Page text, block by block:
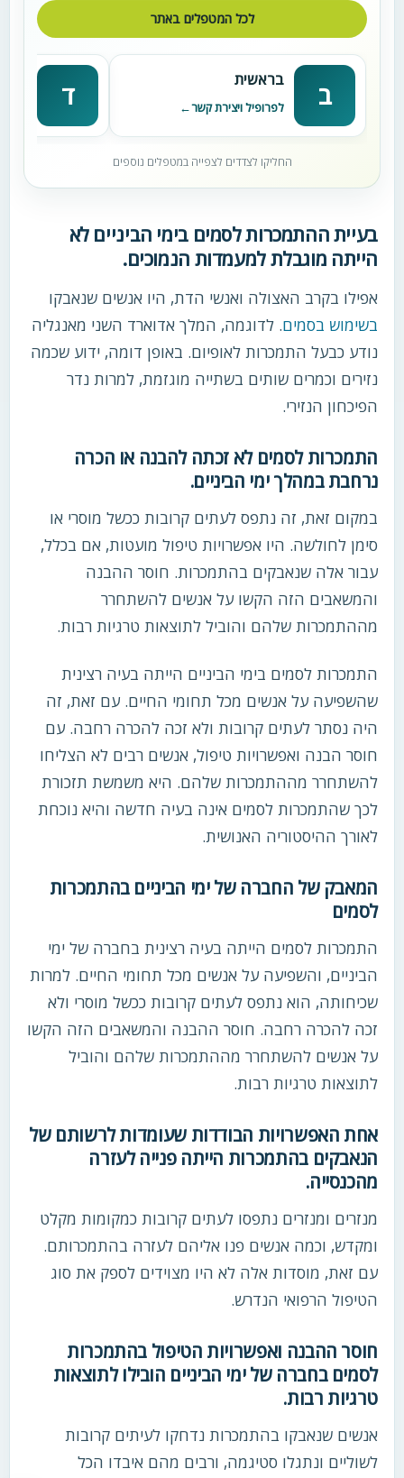
לכל המטפלים באתר
ב בראשית
לפרופיל ויצירת קשר ד
החליקו לצדדים לצפייה במטפלים נוספים
בעיית ההתמכרות לסמים בימי הביניים לא
הייתה מוגבלת למעמדות הנמוכים.
אפילו בקרב האצולה ואנשי הדת, היו אנשים שנאבקו
בשימוש בסמים. לדוגמה, המלך אדוארד השני מאנגליה
נודע כבעל התמכרות לאופיום. באופן דומה, ידוע שכמה
נזירים וכמרים שותים בשתייה מוגזמת, למרות נדר
הפיכחון הנזירי.
התמכרות לסמים לא זכתה להבנה או הכרה
נרחבת במהלך ימי הביניים.
במקום זאת, זה נתפס לעתים קרובות ככשל מוסרי או
סימן לחולשה. היו אפשרויות טיפול מועטות, אם בכלל,
עבור אלה שנאבקים בהתמכרות. חוסר ההבנה
והמשאבים הזה הקשו על אנשים להשתחרר
מההתמכרות שלהם והוביל לתוצאות טרגיות רבות.
התמכרות לסמים בימי הביניים הייתה בעיה רצינית
שהשפיעה על אנשים מכל תחומי החיים. עם זאת, זה
היה נסתר לעתים קרובות ולא זכה להכרה רחבה. עם
חוסר הבנה ואפשרויות טיפול, אנשים רבים לא הצליחו
להשתחרר מההתמכרות שלהם. היא משמשת תזכורת
לכך שהתמכרות לסמים אינה בעיה חדשה והיא נוכחת
לאורך ההיסטוריה האנושית.
המאבק של החברה של ימי הביניים בהתמכרות
לסמים
התמכרות לסמים הייתה בעיה רצינית בחברה של ימי
הביניים, והשפיעה על אנשים מכל תחומי החיים. למרות
שכיחותה, הוא נתפס לעתים קרובות ככשל מוסרי ולא
זכה להכרה רחבה. חוסר ההבנה והמשאבים הזה הקשו
על אנשים להשתחרר מההתמכרות שלהם והוביל
לתוצאות טרגיות רבות.
אחת האפשרויות הבודדות שעומדות לרשותם של
הנאבקים בהתמכרות הייתה פנייה לעזרה
מהכנסייה.
מנזרים ומנזרים נתפסו לעתים קרובות כמקומות מקלט
ומקדש, וכמה אנשים פנו אליהם לעזרה בהתמכרותם.
עם זאת, מוסדות אלה לא היו מצוידים לספק את סוג
הטיפול הרפואי הנדרש.
חוסר ההבנה ואפשרויות הטיפול בהתמכרות
לסמים בחברה של ימי הביניים הובילו לתוצאות
טרגיות רבות.
אנשים שנאבקו בהתמכרות נדחקו לעיתים קרובות
לשוליים ונתגלו סטיגמה, ורבים מהם איבדו הכל